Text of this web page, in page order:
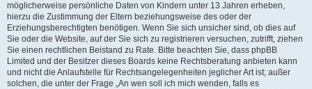
möglicherweise persönliche Daten von Kindern unter 13 Jahren erheben,
hierzu die Zustimmung der Eltern beziehungsweise des oder der
Erziehungsberechtigten benötigen. Wenn Sie sich unsicher sind, ob dies auf
Sie oder die Website, auf der Sie sich zu registrieren versuchen, zutrifft, ziehen
Sie einen rechtlichen Beistand zu Rate. Bitte beachten Sie, dass phpBB
Limited und der Besitzer dieses Boards keine Rechtsberatung anbieten kann
und nicht die Anlaufstelle für Rechtsangelegenheiten jeglicher Art ist; außer
solchen, die unter der Frage „An wen soll ich mich wenden, falls es